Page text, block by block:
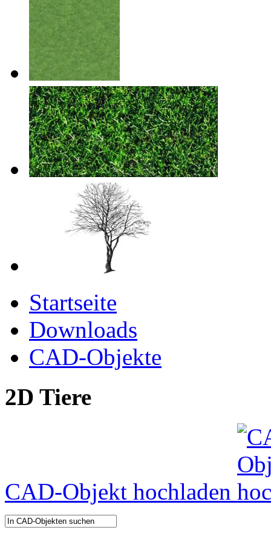
Startseite
Downloads
CAD-Objekte
2D Tiere
CAD-Objekt hochladen